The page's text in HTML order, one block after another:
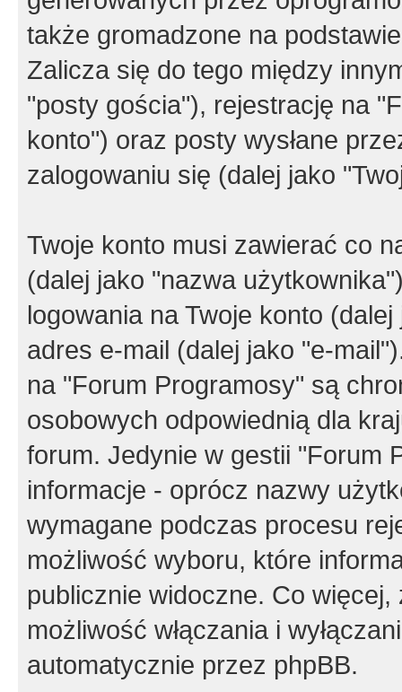
także gromadzone na
Zalicza się do tego między
"posty gościa"), rejestrację na
konto") oraz posty wysłane
zalogowaniu się (dalej jako
Twoje konto musi zawierać co
(dalej jako "nazwa
logowania na Twoje konto
adres e-mail (dalej jako "e-
na "Forum Programosy" są
osobowych odpowiednią dla
forum. Jedynie w gestii "Forum
informacje - oprócz nazwy
wymagane podczas procesu
możliwość wyboru, które
publicznie widoczne. Co
możliwość włączania i
automatycznie przez phpBB.